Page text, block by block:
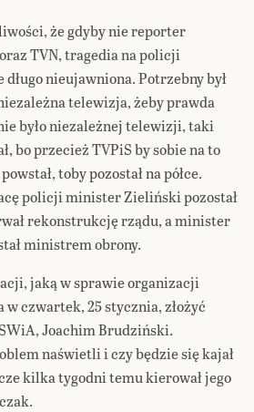
że gdyby nie reporter
TVN, tragedia na policji
długo nieujawniona. Potrzebny był
telewizja, żeby prawda
było niezależnej telewizji, taki
bo przecież TVPiS by sobie na to
toby pozostał na półce.
policji minister Zieliński pozostał
rekonstrukcję rządu, a minister
ministrem obrony.
jaką w sprawie organizacji
czwartek, 25 stycznia, złożyć
Joachim Brudziński.
naświetli i czy będzie się kajał
kilka tygodni temu kierował jego